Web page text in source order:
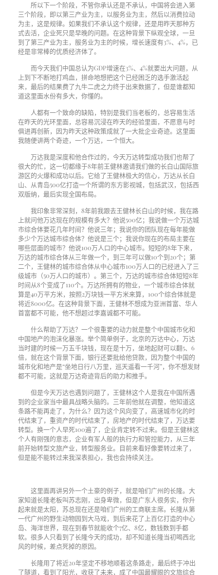
所以下一个阶段，不管你承认还是不承认，中国将会进入第
三个阶段，即以第三产业为主，以服务业为主，然后以消费拉动
为主，这是规律。如果我们不承认这个规律，还是用昨天那种方
式去活，企业死只是早晚的问题。在这种背景下纵观全球，一旦
到了第三产业为主，服务业为主的时候，增长速度有3%、 4%，已
经是非常棒的优质经济体了。
而今天我们中国总认为GDP增速在3%、 4%就要出大问题，从
上到下不断地打鸡血，拼命地想把这个已经困乏的选手激活起
来，最后的结果费了九牛二虎之力终于出来数据了，但是谁都知
道这里面水份有多大，你懂的。
人都有一个致命的缺陷，特别是我们当老板的，总容易生活
在昨天的光环里面，总容易沉浸在昨天的经验里面，不愿意与时
俱进再创新，因为昨天这种政策成就了一大批企业奇迹。这里面
我随便讲两个奇迹，一个万达，一个恒大。
万达我是深度和他合作过的，今天万达转型成功我们也帮了
很大的忙，这一切都缘于8年前王健林邀请我们做的长白山国际旅
游区的火爆和成功以后。它给了王健林极大的信心，万达从长白
山、从青岛500亿打造一个所谓的东方影视城，包括武汉，包括西
双版纳，最后实现全国布局。
我印象非常深刻， 8年前我跟去王健林长白山的时候，我在路
上就问他万达现在的规模有多大？他说500亿；我说做一个万达城
市综合体要花几年时间？他说三年；我说你的团队现在每年能做
多少个万达城市综合体？他说是三个；我说你现在的布局主要在
哪些层面的城市？他说100万人口的中心城市。短短的8年下来，
万达的城市综合体从三年做一个，到三年可以做10个到20个；第
二个，王健林的城市综合体从中心城市100万人口的已经进入了三
级城市（50万人口的城市）。第三个，万达的城市综合体短短8年
时间从8个变成了110个。万达所拥有的物业，一个城市综合体就
算是40万平方米，按照2万块钱一平方米来算， 100个综合体就是
将近8000亿。在这种背景下面，王健林不想成为亚洲首富、华人
首富都不可能，他不想超过李嘉诚都不可能。
什么帮助了万达？一个很重要的动力就是整个中国城市化和
中国地产的泡沫化暴涨。举个简单例子，北京的万达中心，万达
当时建的时候一万五千块钱，现在是十万，坐地起财可以翻5、 6
倍，就在这个背景下面，银行还要批给他贷款，因为整个中国的
城市化和地产是“坐地日行八万里，巡天遥看一千河”，你不想发财
都不可能，这就是万达奇迹背后的助力和推手。
但是今天万达也遇到问题了，王健林这个人是我在中国所遇
到的企业家当中最具战略头脑的。三年前他就在调整，他知道这
条路不能再走了，为什么？因为这个风向变了，高速城市化的时
代结束了，重资产的时代结束了，房地产的时代结束了，万达要
转型。换一个人早死100遍了，企业肯定转不过来。但是王健林这
个人有刚强的意志，企业有军人般的执行力和管控能力，从三年
前开始转型文旅产业，转型服务业。目前来看好像要转过来了，
但是能不能转过来我深表担心，我也会持续关注。
这里面再讲另外一个土豪的例子，就是咱们广州的长隆。大
家知道长隆老板叫苏志刚，出身卑微，但是广东人很务实，你升
起来就是太阳，苏总现在还是咱们广州的工商联主席。长隆从第
一代广州的野生动物园到大马戏，到后来花了上百亿打造的中心
岛、海洋世界，现在到春节就能收个7亿、 8亿，数钱数到手都
软。很多人只看到了长隆今天的成功，却不知道长隆当初喝西北
风的时候，差点死掉的原因。
长隆用了将近20年坚定不移地顺着这条路走，最后终于冲出
了隧道，看到了阳光，收获了未来，成了中国最耀眼的文旅综合